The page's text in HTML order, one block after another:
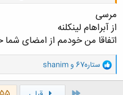
مرسی
از آبراهام لینکلنه
اتفاقا من خودمم از امضای
و
ا
ک
ستاره67 و shanim